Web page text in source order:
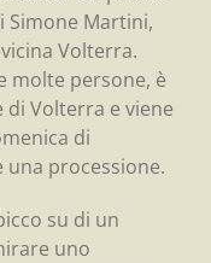
Simone Martini,
Volterra.
molte persone, è
di Volterra e viene
di
una processione.
su di un
uno